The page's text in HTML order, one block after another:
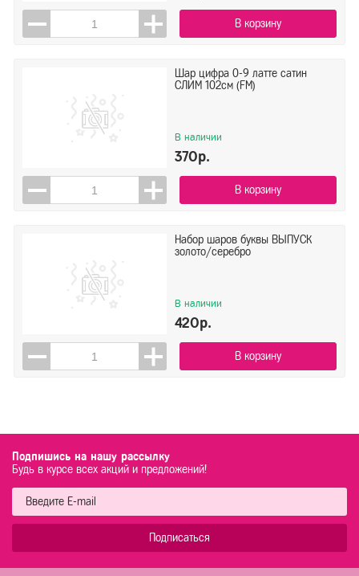
В корзину
Шар цифра 0-9 латте сатин
СЛИМ 102см (FM)
В наличии
370р.
В корзину
Набор шаров буквы ВЫПУСК
золото/серебро
В наличии
420р.
В корзину
Подпишись на нашу рассылку
Будь в курсе всех акций и предложений!
Подписаться